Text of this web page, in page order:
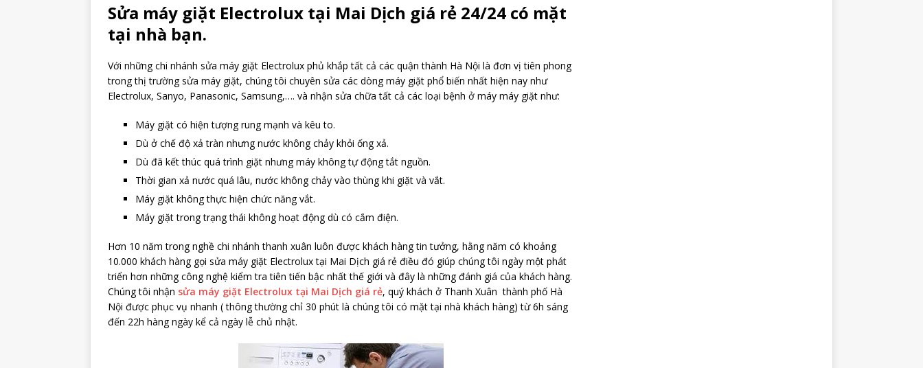
Sửa máy giặt Electrolux tại Mai Dịch giá rẻ 24/24 có mặt
tại nhà bạn.
Với những chi nhánh sửa máy giặt Electrolux phủ khắp tất cả các quận thành Hà Nội là đơn vị tiên phong
trong thị trường sửa máy giặt, chúng tôi chuyên sửa các dòng máy giặt phổ biến nhất hiện nay như
Electrolux, Sanyo, Panasonic, Samsung,…. và nhận sửa chữa tất cả các loại bệnh ở máy máy giặt như:
Máy giặt có hiện tượng rung mạnh và kêu to.
Dù ở chế độ xả tràn nhưng nước không chảy khỏi ống xả.
Dù đã kết thúc quá trình giặt nhưng máy không tự động tắt nguồn.
Thời gian xả nước quá lâu, nước không chảy vào thùng khi giặt và vắt.
Máy giặt không thực hiện chức năng vắt.
Máy giặt trong trạng thái không hoạt động dù có cắm điện.
Hơn 10 năm trong nghề chi nhánh thanh xuân luôn được khách hàng tin tưởng, hằng năm có khoảng
10.000 khách hàng gọi sửa máy giặt Electrolux tại Mai Dịch giá rẻ điều đó giúp chúng tôi ngày một phát
triển hơn những công nghệ kiểm tra tiên tiến bậc nhất thế giới và đây là những đánh giá của khách hàng.
Chúng tôi nhận sửa máy giặt Electrolux tại Mai Dịch giá rẻ, quý khách ở Thanh Xuân thành phố Hà
Nội được phục vụ nhanh ( thông thường chỉ 30 phút là chúng tôi có mặt tại nhà khách hàng) từ 6h sáng
đến 22h hàng ngày kể cả ngày lễ chủ nhật.